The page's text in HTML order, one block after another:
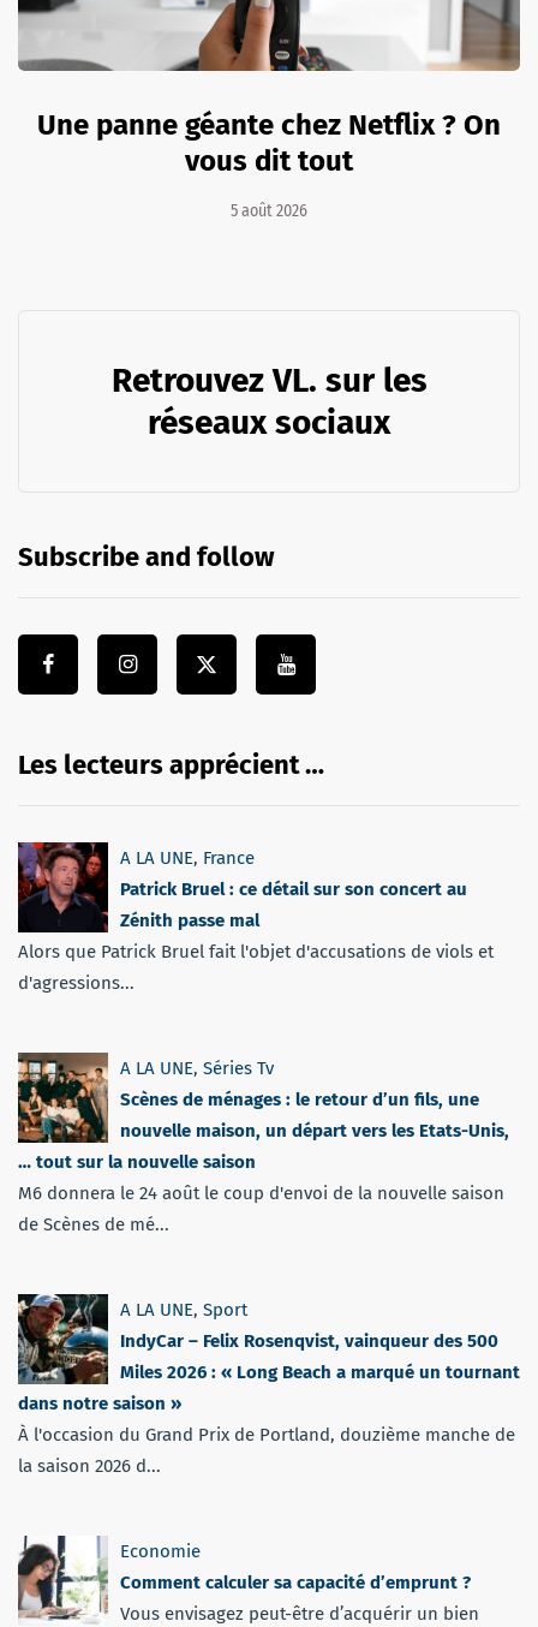
Une panne géante chez Netflix ? On
vous dit tout
5 août 2026
Retrouvez VL. sur les
réseaux sociaux
Subscribe and follow
Les lecteurs apprécient …
A LA UNE, France
Patrick Bruel : ce détail sur son concert au
Zénith passe mal
Alors que Patrick Bruel fait l'objet d'accusations de viols et
d'agressions...
A LA UNE, Séries Tv
Scènes de ménages : le retour d’un fils, une
nouvelle maison, un départ vers les Etats-Unis,
… tout sur la nouvelle saison
M6 donnera le 24 août le coup d'envoi de la nouvelle saison
de Scènes de mé...
A LA UNE, Sport
IndyCar – Felix Rosenqvist, vainqueur des 500
Miles 2026 : « Long Beach a marqué un tournant
dans notre saison »
À l'occasion du Grand Prix de Portland, douzième manche de
la saison 2026 d...
Economie
Comment calculer sa capacité d’emprunt ?
Vous envisagez peut-être d’acquérir un bien